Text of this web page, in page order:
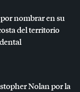
nombrar en su
del territorio
Nolan por la